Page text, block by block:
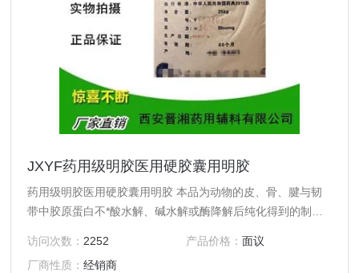
JXYF药用级明胶医用硬胶囊用明胶
药用级明胶医用硬胶囊用明胶 本品为动物的皮、骨、腱与韧
带中胶原蛋白不*酸水解、碱水解或酶降解后纯化得到的制
微黄色至黄色、透明或半透明微带光泽的薄片或粉粒；无臭、
无味；浸在水中时会膨胀变软，能吸收其自身质量5～10倍的
访问次数： 2252 产品价格： 面议
厂商性质：经销商